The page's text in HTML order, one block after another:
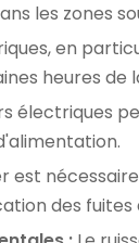
les zones
en
heures de
électriques
est
des